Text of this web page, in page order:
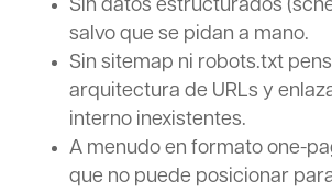
Sin datos estructurados
salvo que se pidan a mano.
Sin sitemap ni robots.txt
arquitectura de URLs y
interno inexistentes.
A menudo en formato one-
que no puede posicionar